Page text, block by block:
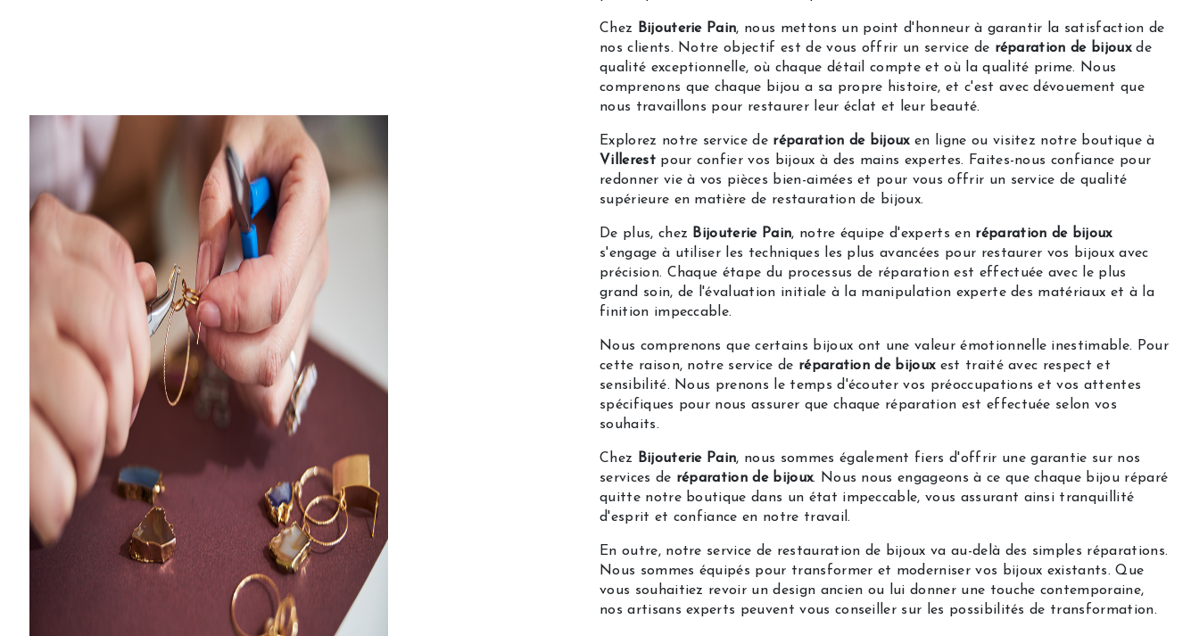
Chez Bijouterie Pain, nous mettons un point d'honneur à garantir la satisfaction de
nos clients. Notre objectif est de vous offrir un service de réparation de bijouxde
qualité exceptionnelle, où chaque détail compte et où la qualité prime. Nous
comprenons que chaque bijou a sa propre histoire, et c'est avec dévouement que
nous travaillons pour restaurer leur éclat et leur beauté.
Explorez notre service de réparation de bijouxen ligne ou visitez notre boutique à
Villerestpour confier vos bijoux à des mains expertes. Faites-nous confiance pour
redonner vie à vos pièces bien-aimées et pour vous offrir un service de qualité
supérieure en matière de restauration de bijoux.
De plus, chez Bijouterie Pain, notre équipe d'experts en réparation de bijoux
s'engage à utiliser les techniques les plus avancées pour restaurer vos bijoux avec
précision. Chaque étape du processus de réparation est effectuée avec le plus
grand soin, de l'évaluation initiale à la manipulation experte des matériaux et à la
finition impeccable.
Nous comprenons que certains bijoux ont une valeur émotionnelle inestimable. Pour
cette raison, notre service de réparation de bijouxest traité avec respect et
sensibilité. Nous prenons le temps d'écouter vos préoccupations et vos attentes
spécifiques pour nous assurer que chaque réparation est effectuée selon vos
souhaits.
Chez Bijouterie Pain, nous sommes également fiers d'offrir une garantie sur nos
services de réparation de bijoux. Nous nous engageons à ce que chaque bijou réparé
quitte notre boutique dans un état impeccable, vous assurant ainsi tranquillité
d'esprit et confiance en notre travail.
En outre, notre service de restauration de bijoux va au-delà des simples réparations.
Nous sommes équipés pour transformer et moderniser vos bijoux existants. Que
vous souhaitiez revoir un design ancien ou lui donner une touche contemporaine,
nos artisans experts peuvent vous conseiller sur les possibilités de transformation.